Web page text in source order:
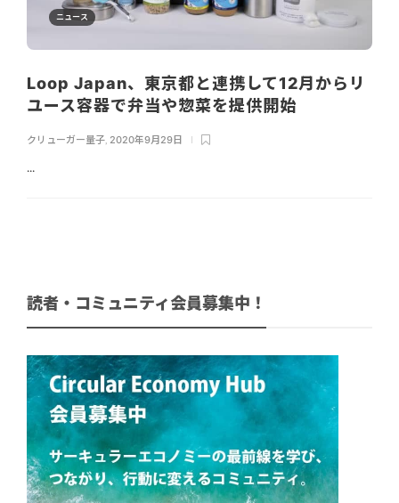
ニュース
Loop Japan、東京都と連携して12月からリ
ユース容器で弁当や惣菜を提供開始
クリューガー量子, 2020年9月29日
...
読者・コミュニティ会員募集中！